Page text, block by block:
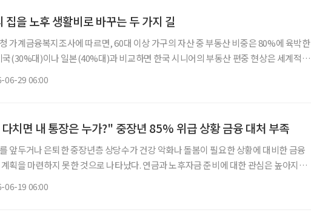
집을 노후 생활비로 바꾸는 두 가지 길
가계금융복지조사에 따르면, 60대 이상 가구의 자산 중 부동산 비중은 80%에 육박한
국(30%대)이나 일본(40%대)과 비교하면 한국 시니어의 부동산 편중 현상은 세계적으
06-29 06:00
치면 내 통장은 누가?" 중장년 85% 위급 상황 금융 대처 부족
앞두거나 은퇴한 중장년층 상당수가 건강 악화나 돌봄이 필요한 상황에 대비한 금융
획을 마련하지 못한 것으로 나타났다. 연금과 노후자금 준비에 대한 관심은 높아지고
06-19 06:00